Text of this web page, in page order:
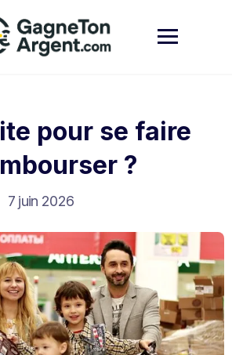
pour se faire
?
7 juin 2026